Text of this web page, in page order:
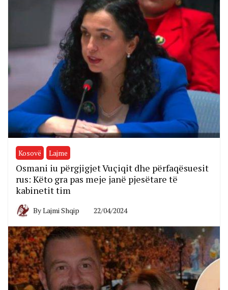
Kosovë Lajme
Osmani iu përgjigjet Vuçiqit dhe përfaqësuesit
rus: Këto gra pas meje janë pjesëtare të
kabinetit tim
ByLajmi Shqip 22/04/2024